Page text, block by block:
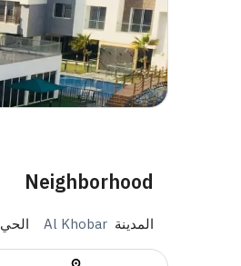
Neighborhood
المدينة Al Khobar الحي